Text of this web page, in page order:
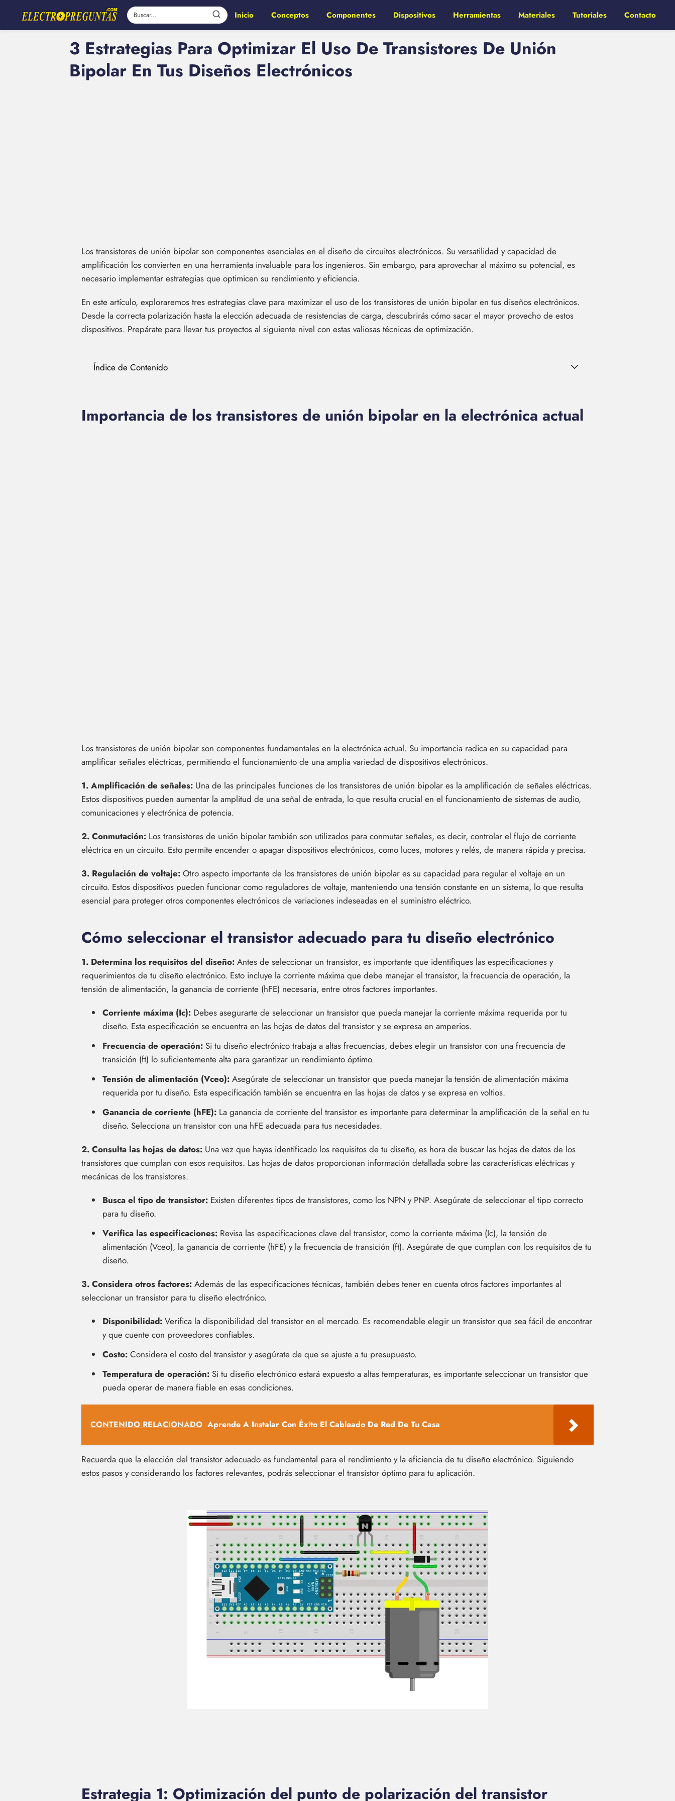
Inicio Conceptos Componentes Dispositivos Herramientas Materiales Tutoriales Contacto
3 Estrategias Para Optimizar El Uso De Transistores De Unión
Bipolar En Tus Diseños Electrónicos
Los transistores de unión bipolar son componentes esenciales en el diseño de circuitos electrónicos. Su versatilidad y capacidad de
amplificación los convierten en una herramienta invaluable para los ingenieros. Sin embargo, para aprovechar al máximo su potencial, es
necesario implementar estrategias que optimicen su rendimiento y eficiencia.
En este artículo, exploraremos tres estrategias clave para maximizar el uso de los transistores de unión bipolar en tus diseños electrónicos.
Desde la correcta polarización hasta la elección adecuada de resistencias de carga, descubrirás cómo sacar el mayor provecho de estos
dispositivos. Prepárate para llevar tus proyectos al siguiente nivel con estas valiosas técnicas de optimización.
Índice de Contenido
Importancia de los transistores de unión bipolar en la electrónica actual
Los transistores de unión bipolar son componentes fundamentales en la electrónica actual. Su importancia radica en su capacidad para
amplificar señales eléctricas, permitiendo el funcionamiento de una amplia variedad de dispositivos electrónicos.
1. Amplificación de señales: Una de las principales funciones de los transistores de unión bipolar es la amplificación de señales eléctricas.
Estos dispositivos pueden aumentar la amplitud de una señal de entrada, lo que resulta crucial en el funcionamiento de sistemas de audio,
comunicaciones y electrónica de potencia.
2. Conmutación: Los transistores de unión bipolar también son utilizados para conmutar señales, es decir, controlar el flujo de corriente
eléctrica en un circuito. Esto permite encender o apagar dispositivos electrónicos, como luces, motores y relés, de manera rápida y precisa.
3. Regulación de voltaje: Otro aspecto importante de los transistores de unión bipolar es su capacidad para regular el voltaje en un
circuito. Estos dispositivos pueden funcionar como reguladores de voltaje, manteniendo una tensión constante en un sistema, lo que resulta
esencial para proteger otros componentes electrónicos de variaciones indeseadas en el suministro eléctrico.
Cómo seleccionar el transistor adecuado para tu diseño electrónico
1. Determina los requisitos del diseño: Antes de seleccionar un transistor, es importante que identifiques las especificaciones y
requerimientos de tu diseño electrónico. Esto incluye la corriente máxima que debe manejar el transistor, la frecuencia de operación, la
tensión de alimentación, la ganancia de corriente (hFE) necesaria, entre otros factores importantes.
Corriente máxima (Ic): Debes asegurarte de seleccionar un transistor que pueda manejar la corriente máxima requerida por tu
diseño. Esta especificación se encuentra en las hojas de datos del transistor y se expresa en amperios.
Frecuencia de operación: Si tu diseño electrónico trabaja a altas frecuencias, debes elegir un transistor con una frecuencia de
transición (ft) lo suficientemente alta para garantizar un rendimiento óptimo.
Tensión de alimentación (Vceo): Asegúrate de seleccionar un transistor que pueda manejar la tensión de alimentación máxima
requerida por tu diseño. Esta especificación también se encuentra en las hojas de datos y se expresa en voltios.
Ganancia de corriente (hFE): La ganancia de corriente del transistor es importante para determinar la amplificación de la señal en tu
diseño. Selecciona un transistor con una hFE adecuada para tus necesidades.
2. Consulta las hojas de datos: Una vez que hayas identificado los requisitos de tu diseño, es hora de buscar las hojas de datos de los
transistores que cumplan con esos requisitos. Las hojas de datos proporcionan información detallada sobre las características eléctricas y
mecánicas de los transistores.
Busca el tipo de transistor: Existen diferentes tipos de transistores, como los NPN y PNP. Asegúrate de seleccionar el tipo correcto
para tu diseño.
Verifica las especificaciones: Revisa las especificaciones clave del transistor, como la corriente máxima (Ic), la tensión de
alimentación (Vceo), la ganancia de corriente (hFE) y la frecuencia de transición (ft). Asegúrate de que cumplan con los requisitos de tu
diseño.
3. Considera otros factores: Además de las especificaciones técnicas, también debes tener en cuenta otros factores importantes al
seleccionar un transistor para tu diseño electrónico.
Disponibilidad: Verifica la disponibilidad del transistor en el mercado. Es recomendable elegir un transistor que sea fácil de encontrar
y que cuente con proveedores confiables.
Costo: Considera el costo del transistor y asegúrate de que se ajuste a tu presupuesto.
Temperatura de operación: Si tu diseño electrónico estará expuesto a altas temperaturas, es importante seleccionar un transistor que
pueda operar de manera fiable en esas condiciones.
CONTENIDO RELACIONADO Aprende A Instalar Con Éxito El Cableado De Red De Tu Casa
Recuerda que la elección del transistor adecuado es fundamental para el rendimiento y la eficiencia de tu diseño electrónico. Siguiendo
estos pasos y considerando los factores relevantes, podrás seleccionar el transistor óptimo para tu aplicación.
Estrategia 1: Optimización del punto de polarización del transistor